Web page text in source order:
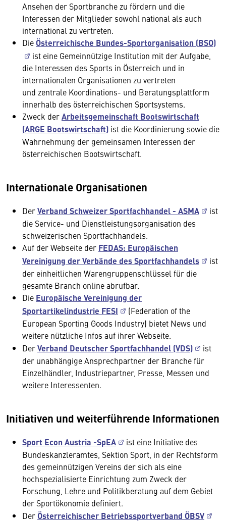
Ansehen der Sportbranche zu fördern und die
Interessen der Mitglieder sowohl national als auch
international zu vertreten.
Die Österreichische Bundes-Sportorganisation (BSO)
ist eine Gemeinnützige Institution mit der Aufgabe,
die Interessen des Sports in Österreich und in
internationalen Organisationen zu vertreten
und zentrale Koordinations- und Beratungsplattform
innerhalb des österreichischen Sportsystems.
Zweck derArbeitsgemeinschaft Bootswirtschaft
(ARGE Bootswirtschaft) ist die Koordinierung sowie die
Wahrnehmung der gemeinsamen Interessen der
österreichischen Bootswirtschaft.
Internationale Organisationen
DerVerband Schweizer Sportfachhandel - ASMA
ist
die Service- und Dienstleistungsorganisation des
schweizerischen Sportfachhandels.
Auf der Webseite der FEDAS: Europäischen
Vereinigung der Verbände des Sportfachhandels
ist
der einheitlichen Warengruppenschlüssel für die
gesamte Branch online abrufbar.
Die Europäische Vereinigung der
Sportartikelindustrie FESI
(Federation of the
European Sporting Goods Industry) bietet News und
weitere nützliche Infos auf ihrer Webseite.
DerVerband Deutscher Sportfachhandel (VDS)
ist
der unabhängige Ansprechpartner der Branche für
Einzelhändler, Industriepartner, Presse, Messen und
weitere Interessenten.
Initiativen und weiterführende Informationen
Sport Econ Austria -SpEA
ist eine Initiative des
Bundeskanzleramtes, Sektion Sport, in der Rechtsform
des gemeinnützigen Vereins der sich als eine
hochspezialisierte Einrichtung zum Zweck der
Forschung, Lehre und Politikberatung auf dem Gebiet
der Sportökonomie definiert.
Der Österreichischer Betriebssportverband ÖBSV